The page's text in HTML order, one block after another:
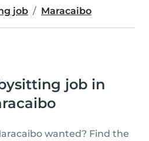
job Maracaibo
job in
wanted? Find the